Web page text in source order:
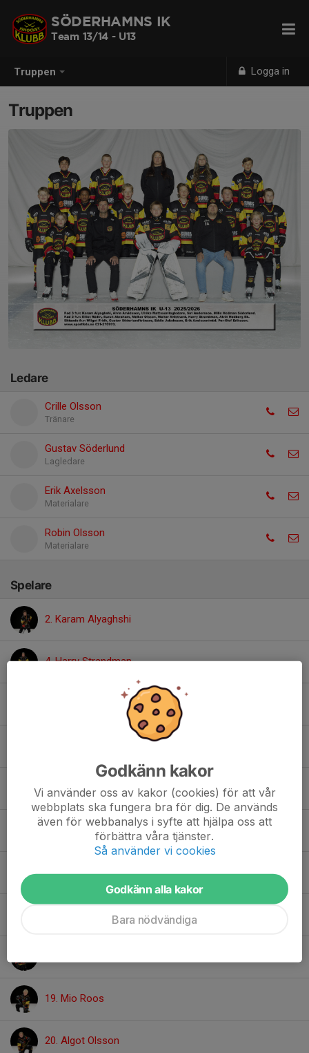
Truppen Logga in
SÖDERHAMNS IK
Team 13/14 - U13
Truppen
Ledare
Crille Olsson
Tränare
Gustav Söderlund
Lagledare
Erik Axelsson
Materialare
Robin Olsson
Materialare
Spelare
2. Karam Alyaghshi
4. Harry Strandman
8. Mille Hedman Söderlund
9. Isak Jäderström Roos
11. Siri Andersson
12. Per-Olof Eriksson
14. Wilgot Fridh
19. Mio Roos
20. Algot Olsson
Godkänn kakor
Vi använder oss av kakor (cookies) för att vår
webbplats ska fungera bra för dig. De används
även för webbanalys i syfte att hjälpa oss att
förbättra våra tjänster.
Så använder vi cookies
Godkänn alla kakor
Bara nödvändiga